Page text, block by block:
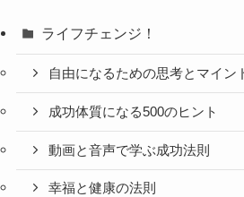
ライフチェンジ！
自由になるための思考とマイン
成功体質になる500のヒント
動画と音声で学ぶ成功法則
幸福と健康の法則